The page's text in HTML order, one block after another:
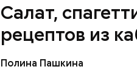
Салат,
рецептов из
Полина Пашкина